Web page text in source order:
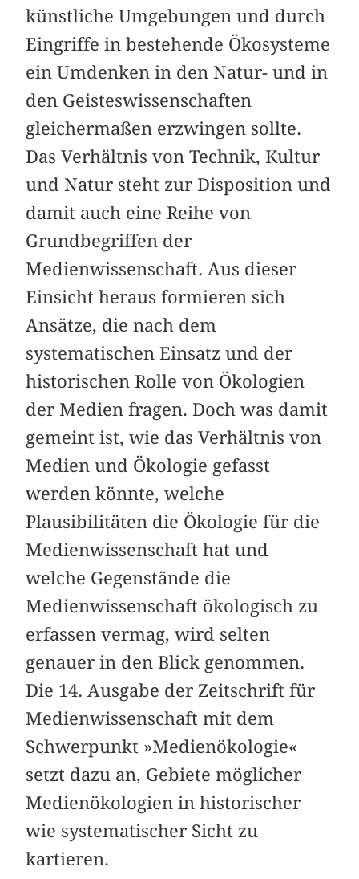
künstliche Umgebungen und durch
Eingriffe in bestehende Ökosysteme
ein Umdenken in den Natur- und in
den Geisteswissenschaften
gleichermaßen erzwingen sollte.
Das Verhältnis von Technik, Kultur
und Natur steht zur Disposition und
damit auch eine Reihe von
Grundbegriffen der
Medienwissenschaft. Aus dieser
Einsicht heraus formieren sich
Ansätze, die nach dem
systematischen Einsatz und der
historischen Rolle von Ökologien
der Medien fragen. Doch was damit
gemeint ist, wie das Verhältnis von
Medien und Ökologie gefasst
werden könnte, welche
Plausibilitäten die Ökologie für die
Medienwissenschaft hat und
welche Gegenstände die
Medienwissenschaft ökologisch zu
erfassen vermag, wird selten
genauer in den Blick genommen.
Die 14. Ausgabe der Zeitschrift für
Medienwissenschaft mit dem
Schwerpunkt »Medienökologie«
setzt dazu an, Gebiete möglicher
Medienökologien in historischer
wie systematischer Sicht zu
kartieren.